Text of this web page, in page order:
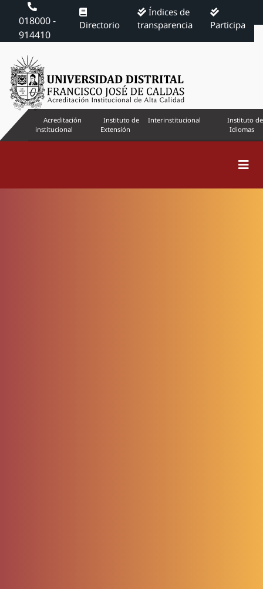
018000 -
914410
Directorio
Índices de
transparencia
Participa
Acreditación
institucional
Instituto de
Extensión
Interinstitucional
Instituto de
Idiomas